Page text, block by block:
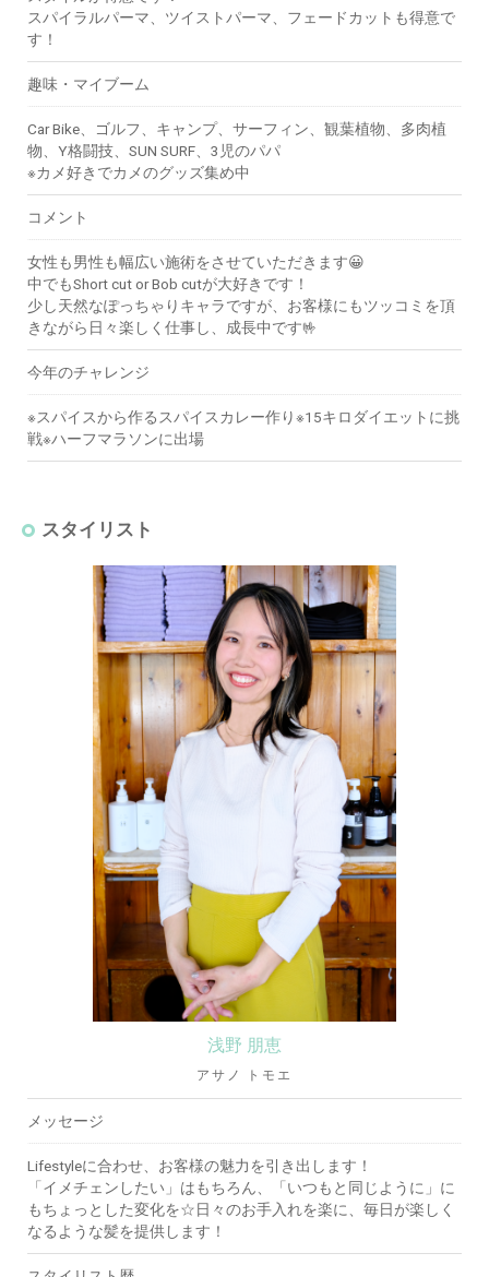
スパイラルパーマ、ツイストパーマ、フェードカットも得意で
す！
趣味・マイブーム
Car Bike、ゴルフ、キャンプ、サーフィン、観葉植物、多肉植
物、Y格闘技、SUN SURF、3児のパパ
※カメ好きでカメのグッズ集め中
コメント
女性も男性も幅広い施術をさせていただきます😀
中でもShort cut or Bob cutが大好きです！
少し天然なぽっちゃりキャラですが、お客様にもツッコミを頂
きながら日々楽しく仕事し、成長中です🤟
今年のチャレンジ
※スパイスから作るスパイスカレー作り※15キロダイエットに挑
戦※ハーフマラソンに出場
スタイリスト
浅野 朋恵
アサノ トモエ
メッセージ
Lifestyleに合わせ、お客様の魅力を引き出します！
「イメチェンしたい」はもちろん、「いつもと同じように」に
もちょっとした変化を☆日々のお手入れを楽に、毎日が楽しく
なるような髪を提供します！